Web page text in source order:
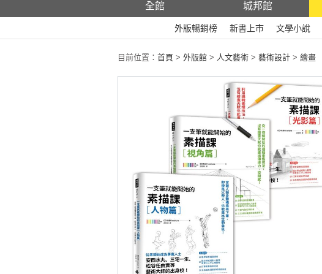
全館 城邦館
外版暢銷榜 新書上市 文學小說
目前位置： 首頁 > 外版館 > 人文藝術 > 藝術設計 > 繪畫